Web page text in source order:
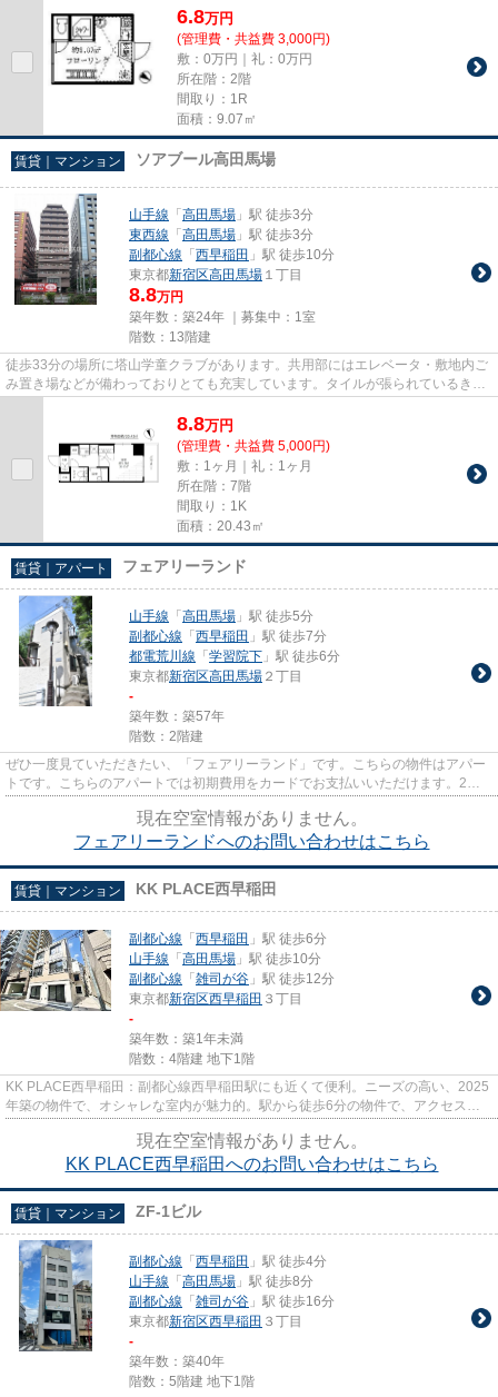
6.8万円
(管理費・共益費 3,000円)
敷：0万円｜礼：0万円
所在階：2階
間取り：1R
面積：9.07㎡
賃貸｜マンション ソアブール高田馬場
山手線 「 高田馬場 」駅 徒歩3分
東西線 「 高田馬場 」駅 徒歩3分
副都心線 「 西早稲田 」駅 徒歩10分
東京都新宿区高田馬場 １丁目
8.8万円
築年数：築24年 ｜募集中： 1室
階数：13階建
徒歩33分の場所に塔山学童クラブがあります。共用部にはエレベータ・敷地内ご
み置き場などが備わっておりとても充実しています。タイルが張られているきれ
8.8万円
(管理費・共益費 5,000円)
敷：1ヶ月｜礼：1ヶ月
所在階：7階
間取り：1K
面積：20.43㎡
賃貸｜アパート フェアリーランド
山手線 「 高田馬場 」駅 徒歩5分
副都心線 「 西早稲田 」駅 徒歩7分
都電荒川線 「 学習院下 」駅 徒歩6分
東京都新宿区高田馬場 ２丁目
-
築年数：築57年
階数：2階建
ぜひ一度見ていただきたい、「フェアリーランド」です。こちらの物件はアパー
トです。こちらのアパートでは初期費用をカードでお支払いいただけます。2駅
現在空室情報がありません。
フェアリーランドへのお問い合わせはこちら
賃貸｜マンション KK PLACE西早稲田
副都心線 「 西早稲田 」駅 徒歩6分
山手線 「 高田馬場 」駅 徒歩10分
副都心線 「 雑司が谷 」駅 徒歩12分
東京都新宿区西早稲田 ３丁目
-
築年数：築1年未満
階数：4階建 地下1階
KK PLACE西早稲田：副都心線西早稲田駅にも近くて便利。ニーズの高い、2025
年築の物件で、オシャレな室内が魅力的。駅から徒歩6分の物件で、アクセス良
現在空室情報がありません。
KK PLACE西早稲田へのお問い合わせはこちら
賃貸｜マンション ZF-1ビル
副都心線 「 西早稲田 」駅 徒歩4分
山手線 「 高田馬場 」駅 徒歩8分
副都心線 「 雑司が谷 」駅 徒歩16分
東京都新宿区西早稲田 ３丁目
-
築年数：築40年
階数：5階建 地下1階